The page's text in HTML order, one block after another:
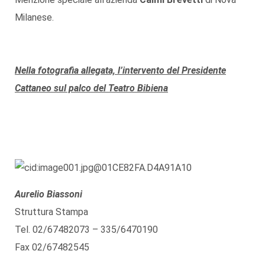
Milanese.
Nella fotografia allegata, l’intervento del Presidente
Cattaneo sul palco del Teatro Bibiena
Aurelio Biassoni
Struttura Stampa
Tel. 02/67482073 – 335/6470190
Fax 02/67482545